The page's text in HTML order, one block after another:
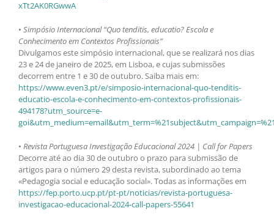
xTt2AK0RGwwA
• Simpósio Internacional “Quo tenditis, educatio? Escola e
Conhecimento em Contextos Profissionais”
Divulgamos este simpósio internacional, que se realizará nos dias
23 e 24 de janeiro de 2025, em Lisboa, e cujas submissões
decorrem entre 1 e 30 de outubro. Saiba mais em:
https://www.even3.pt/e/simposio-internacional-quo-tenditis-
educatio-escola-e-conhecimento-em-contextos-profissionais-
494178?utm_source=e-
• Revista Portuguesa Investigação Educacional 2024 | Call for Papers
Decorre até ao dia 30 de outubro o prazo para submissão de
artigos para o número 29 desta revista, subordinado ao tema
«Pedagogia social e educação social». Todas as informações em
https://fep.porto.ucp.pt/pt-pt/noticias/revista-portuguesa-
investigacao-educacional-2024-call-papers-55641